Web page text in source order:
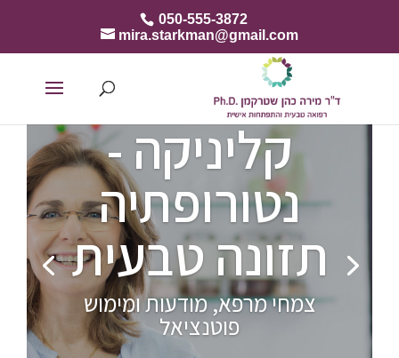
050-555-3872
mira.starkman@gmail.com
קליניקה -
נטורופתיה
תזונה טבעית
צמחי מרפא, מודעות ומימוש
פוטנציאל